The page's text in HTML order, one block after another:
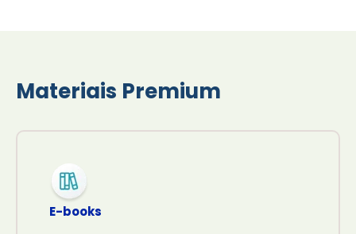
Materiais Premium
E-books